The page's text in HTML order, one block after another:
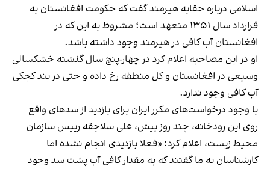
اسلامی درباره حقابه هیرمند گفت که حکومت افغانستان به
قرارداد سال ۱۳۵۱ متعهد است؛ مشروط به این که در
افغانستان آب کافی در هیرمند وجود داشته باشد.
او در این مصاحبه اعلام کرد در چهار-پنج سال گذشته خشکسالی
وسیعی در افغانستان و کل منطقه رخ داده و حتی در بند کجکی
آب کافی وجود ندارد.
با وجود درخواست‌های مکرر ایران برای بازدید از سدهای واقع
روی این رودخانه، چند روز پیش، علی سلاجقه رییس سازمان
محیط زیست، اعلام کرد: «فعلا بازدیدی انجام نشده اما
کارشناسان به ما گفتند که به مقدار کافی آب پشت سد وجود